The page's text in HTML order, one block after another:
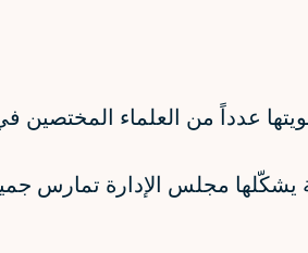
عدداً من العلماء المختصين في
مجلس الإدارة تمارس